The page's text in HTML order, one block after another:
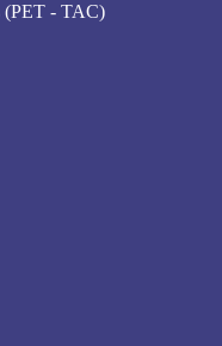
(PET - TAC)